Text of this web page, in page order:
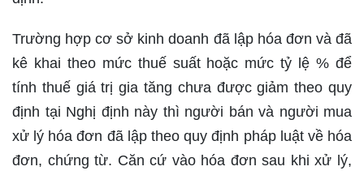
Trường hợp cơ sở kinh doanh đã lập hóa đơn và đã
kê khai theo mức thuế suất hoặc mức tỷ lệ % để
tính thuế giá trị gia tăng chưa được giảm theo quy
định tại Nghị định này thì người bán và người mua
xử lý hóa đơn đã lập theo quy định pháp luật về hóa
đơn, chứng từ. Căn cứ vào hóa đơn sau khi xử lý,